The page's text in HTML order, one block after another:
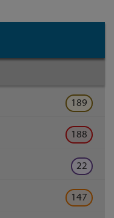
Taste
189
188
22
147